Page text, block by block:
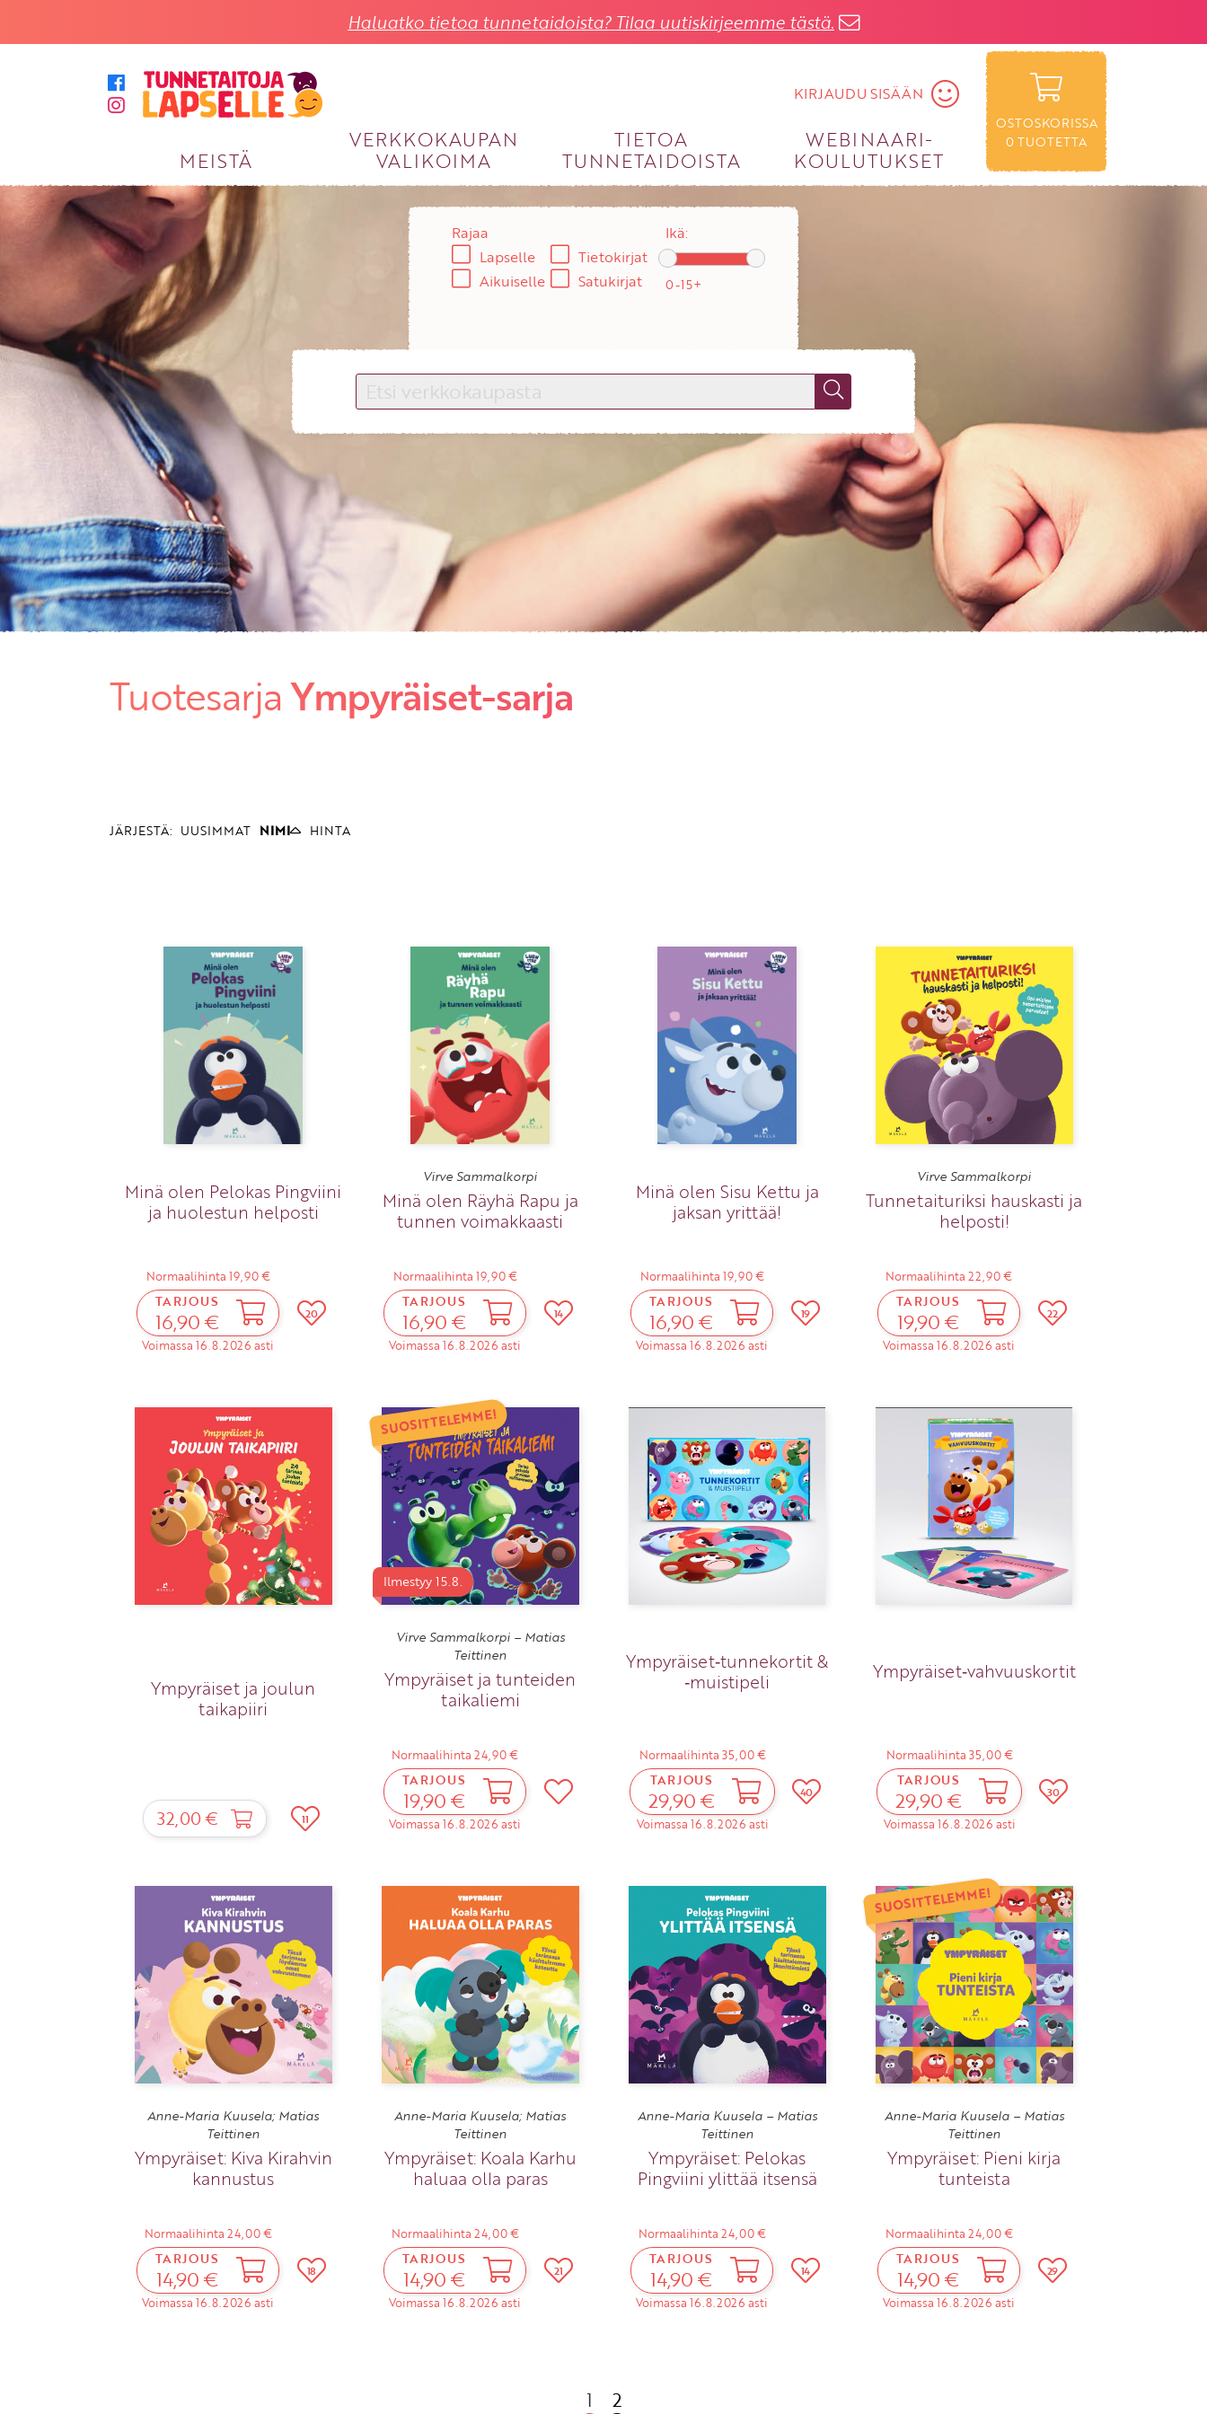
Haluatko tietoa tunnetaidoista? Tilaa uutiskirjeemme tästä.
KIRJAUDU SISÄÄN
MEISTÄ
VERKKOKAUPAN
VALIKOIMA
TIETOA
TUNNETAIDOISTA
WEBINAARI­
KOULUTUKSET
OSTOSKORISSA
0TUOTETTA
KIRJAUDU SISÄÄN
Käyttäjätunnus
Salasana
Etkö ole vielä asiakkaamme?
Luo asiakastili tästä!
Rajaa
Lapselle
Aikuiselle
Tietokirjat
Satukirjat
Ikä:
TuotesarjaYmpyräiset-sarja
JÄRJESTÄ: UUSIMMAT NIMI HINTA
Minä olen Pelokas Pingviini
ja huolestun helposti
Normaalihinta 19,90 €
TARJOUS
16,90 €
Voimassa 16.8.2026 asti
20
Virve Sammalkorpi
Minä olen Räyhä Rapu ja
tunnen voimakkaasti
Normaalihinta 19,90 €
TARJOUS
16,90 €
Voimassa 16.8.2026 asti
14
Minä olen Sisu Kettu ja
jaksan yrittää!
Normaalihinta 19,90 €
TARJOUS
16,90 €
Voimassa 16.8.2026 asti
19
Virve Sammalkorpi
Tunnetaituriksi hauskasti ja
helposti!
Normaalihinta 22,90 €
TARJOUS
19,90 €
Voimassa 16.8.2026 asti
22
Ympyräiset ja joulun
taikapiiri
32,00 € 11
Ilmestyy 15.8.
SUOSITTELEMME!
Virve Sammalkorpi – Matias
Teittinen
Ympyräiset ja tunteiden
taikaliemi
Normaalihinta 24,90 €
TARJOUS
19,90 €
Voimassa 16.8.2026 asti
Ympyräiset‑tunnekortit &
‑muistipeli
Normaalihinta 35,00 €
TARJOUS
29,90 €
Voimassa 16.8.2026 asti
40
Ympyräiset‑vahvuuskortit
Normaalihinta 35,00 €
TARJOUS
29,90 €
Voimassa 16.8.2026 asti
30
Anne-Maria Kuusela; Matias
Teittinen
Ympyräiset: Kiva Kirahvin
kannustus
Normaalihinta 24,00 €
TARJOUS
14,90 €
Voimassa 16.8.2026 asti
18
Anne-Maria Kuusela; Matias
Teittinen
Ympyräiset: Koala Karhu
haluaa olla paras
Normaalihinta 24,00 €
TARJOUS
14,90 €
Voimassa 16.8.2026 asti
21
Anne-Maria Kuusela – Matias
Teittinen
Ympyräiset: Pelokas
Pingviini ylittää itsensä
Normaalihinta 24,00 €
TARJOUS
14,90 €
Voimassa 16.8.2026 asti
14
SUOSITTELEMME!
Anne-Maria Kuusela – Matias
Teittinen
Ympyräiset: Pieni kirja
tunteista
Normaalihinta 24,00 €
TARJOUS
14,90 €
Voimassa 16.8.2026 asti
29
1 2